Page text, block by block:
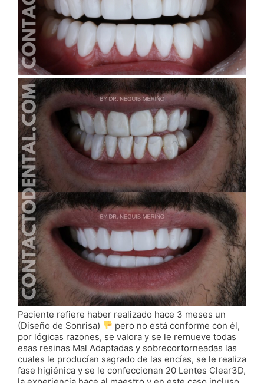
Paciente refiere haber realizado hace 3 meses un
(Diseño de Sonrisa)
pero no está conforme con él,
por lógicas razones, se valora y se le remueve todas
esas resinas Mal Adaptadas y sobrecortorneadas las
cuales le producían sagrado de las encías, se le realiza
fase higiénica y se le confeccionan 20 Lentes Clear3D,